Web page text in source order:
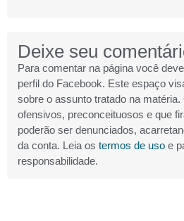
Deixe seu
Para comentar na página você
perfil do Facebook. Este espaço
sobre o assunto tratado na
ofensivos, preconceituosos e que
poderão ser denunciados,
da conta. Leia os termos de uso e
responsabilidade.